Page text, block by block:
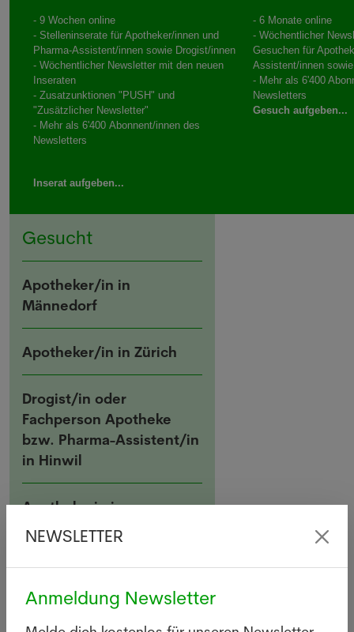
- 9 Wochen online
- Stelleninserate für Apotheker/innen und
Pharma-Assistent/innen sowie Drogist/innen
- Wöchentlicher Newsletter mit den neuen
Inseraten
- Zusatzunktionen "PUSH" und
"Zusätzlicher Newsletter"
- Mehr als 6'400 Abonnent/innen des
Newsletters
Inserat aufgeben...
- 6 Monate online
- Wöchentlicher
Gesuchen für
Assistent/innen
- Mehr als 6'400
Newsletters
Gesuch aufgeben...
Gesucht
Apotheker/in in
Männedorf
Apotheker/in in Zürich
Drogist/in oder
Fachperson Apotheke
bzw. Pharma-Assistent/in
in Hinwil
Apothekerin in
Diessenhofen
NEWSLETTER
Anmeldung Newsletter